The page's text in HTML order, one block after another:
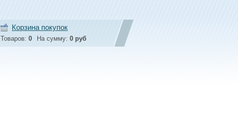
Корзина покупок
Товаров: 0 На сумму: 0 руб